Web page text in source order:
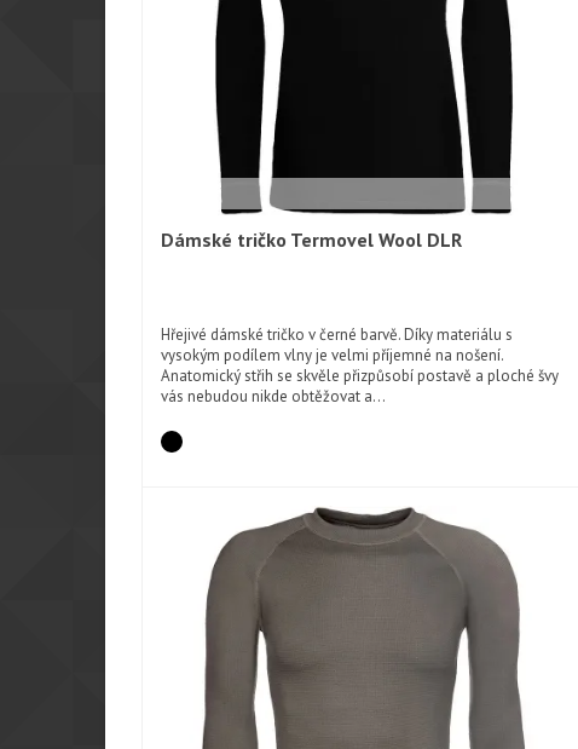
Rychlý náhled
Dámské tričko Termovel Wool DLR
Hřejivé dámské tričko v černé barvě. Díky materiálu s
vysokým podílem vlny je velmi příjemné na nošení.
Anatomický střih se skvěle přizpůsobí postavě a ploché švy
vás nebudou nikde obtěžovat a...